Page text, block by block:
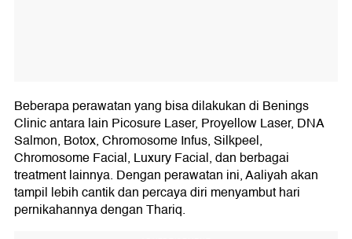
Beberapa perawatan yang bisa dilakukan di Benings
Clinic antara lain Picosure Laser, Proyellow Laser, DNA
Salmon, Botox, Chromosome Infus, Silkpeel,
Chromosome Facial, Luxury Facial, dan berbagai
treatment lainnya. Dengan perawatan ini, Aaliyah akan
tampil lebih cantik dan percaya diri menyambut hari
pernikahannya dengan Thariq.